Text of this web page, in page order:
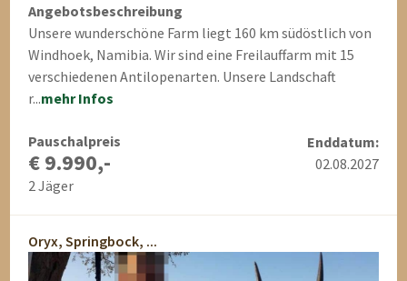
Angebotsbeschreibung
Unsere wunderschöne Farm liegt 160 km südöstlich von
Windhoek, Namibia. Wir sind eine Freilauffarm mit 15
verschiedenen Antilopenarten. Unsere Landschaft
r...mehr Infos
Pauschalpreis
€ 9.990,-
2 Jäger
Enddatum:
02.08.2027
Oryx, Springbock, ...